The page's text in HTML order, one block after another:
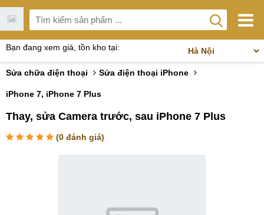
Bạn đang xem giá, tồn kho tại:
Sửa chữa điện thoại Sửa điện thoại iPhone
iPhone 7, iPhone 7 Plus
Thay, sửa Camera trước, sau iPhone 7 Plus
(0 đánh giá)